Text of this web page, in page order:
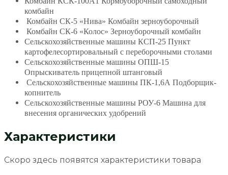
комбайн
Комбайн СК-5 «Нива» Комбайн зерноуборочный
Комбайн СК-6 «Колос» Зерноуборочный комбайн
Сельскохозяйственные машины КСП-25 Пункт
картофелесортировальный с переборочными столами
Сельскохозяйственные машины ОПШ-15
Опрыскиватель прицепной штанговый
Сельскохозяйственные машины ПК-1,6А Подборщик-
копнитель
Сельскохозяйственные машины РОУ-6 Машина для
внесения органических удобрений
Характеристики
Скоро здесь появятся характеристики товара